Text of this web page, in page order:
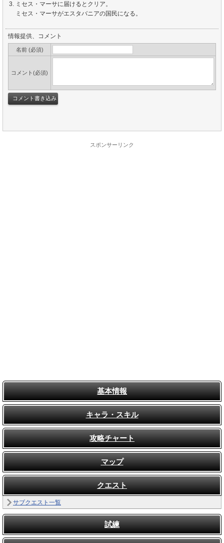
ミセス・マーサに届けるとクリア。
ミセス・マーサがエスタバニアの国民になる。
情報提供、コメント
名前 (必須)
コメント(必須)
スポンサーリンク
基本情報
キャラ・スキル
攻略チャート
マップ
クエスト
サブクエスト一覧
試練